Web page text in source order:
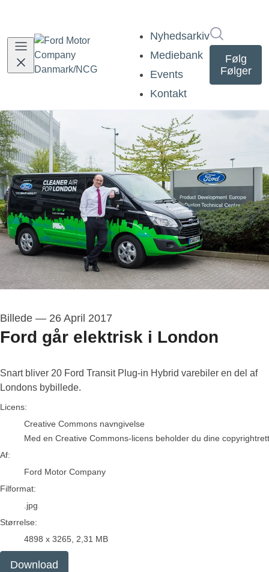
Nyhedsarkiv
Mediebank
Events
Kontakt
Følg
Følger
Billede — 26 April 2017
Ford går elektrisk i London
Snart bliver 20 Ford Transit Plug-in Hybrid varebiler en del af
Londons bybillede.
Ford Motor Company
Licens:
Creative Commons navngivelse
Med en Creative Commons-licens beholder du dine
Af:
Ford Motor Company
Filformat:
.jpg
Størrelse:
4898 x 3265, 2,31 MB
Download